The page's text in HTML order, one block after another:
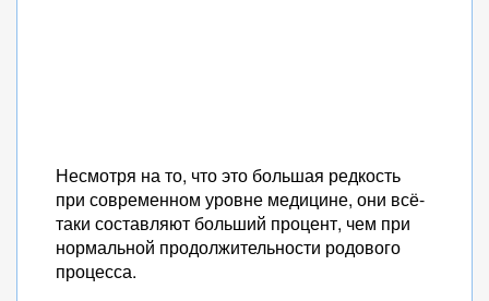
Несмотря на то, что это большая редкость
при современном уровне медицине, они всё-
таки составляют больший процент, чем при
нормальной продолжительности родового
процесса.